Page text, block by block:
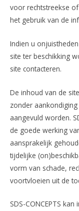
voor rechtstreekse
het gebruik van de
Indien u
site ter beschikking
site contacteren.
De inhoud van de
zonder
aangevuld worden.
de goede werking
aansprakelijk
tijdelijke
vorm van schade,
voortvloeien uit de
SDS-CONCEPTS